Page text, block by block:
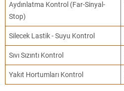
Aydınlatma Kontrol (Far-Sinyal-
Stop)
Silecek Lastik - Suyu Kontrol
Sıvı Sızıntı Kontrol
Yakıt Hortumları Kontrol